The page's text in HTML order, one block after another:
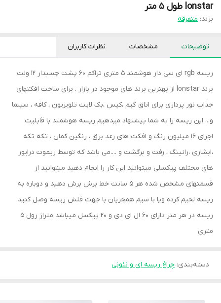
lonstar طول 5 متر
برند: متفرقه
توضیحات مشخصات نظرات کاربران
ریسه rgb ای سی دار هوشمند 5 متری تراکم 60 پشت چسبدار 12 ولت
برند lonstar از بهترین برند های موجود در بازار . برای ساخت افکتهای
جذاب نور پردازی برای اتاق گیم ،کیس ،بک لایت تلویزیون ، کافه ، سینما
و... این ریسه را به شما پیشنهاد میدهیم ریسه هوشمند با قابلیت
اجرای 16 میلیون رنگ و افکت های رعد برق ، رنگین کمان ، تکه تکه
،ابشاری ،رانینگ ، رفت و برگشت و ....می باشد که توسط ریموت درایور
های مختلف پیکسلی میتوانید این کار را انجام دهید میتوانید از
قسمتهای مشخص شده هر 5 سانت خط برش برش دهید و دوباره به
ریسه لحیم کرده ویا با سیم همجریان با جهت فلش ریسه وصل کنید
ریسه در هر متر دارای 60 ال ای دی و 20 پیکسل میباشد متراژ رول 5
متری
دسته‌بندی: چراغ ریسه ای و نئونی